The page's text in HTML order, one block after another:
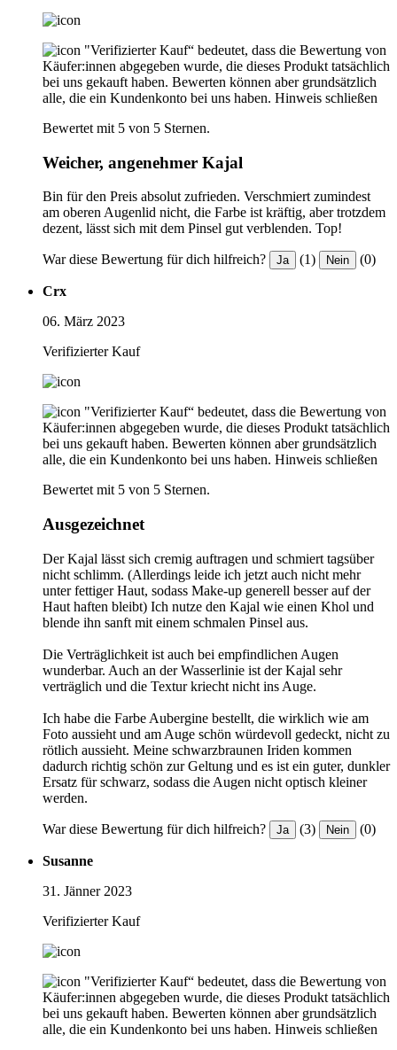
"Verifizierter Kauf“ bedeutet, dass die Bewertung von
Käufer:innen abgegeben wurde, die dieses Produkt tatsächlich
bei uns gekauft haben. Bewerten können aber grundsätzlich
alle, die ein Kundenkonto bei uns haben. Hinweis schließen
Bewertet mit 5 von 5 Sternen.
Weicher, angenehmer Kajal
Bin für den Preis absolut zufrieden. Verschmiert zumindest
am oberen Augenlid nicht, die Farbe ist kräftig, aber trotzdem
dezent, lässt sich mit dem Pinsel gut verblenden. Top!
War diese Bewertung für dich hilfreich? Ja (1) Nein (0)
Crx
06. März 2023
Verifizierter Kauf
"Verifizierter Kauf“ bedeutet, dass die Bewertung von
Käufer:innen abgegeben wurde, die dieses Produkt tatsächlich
bei uns gekauft haben. Bewerten können aber grundsätzlich
alle, die ein Kundenkonto bei uns haben. Hinweis schließen
Bewertet mit 5 von 5 Sternen.
Ausgezeichnet
Der Kajal lässt sich cremig auftragen und schmiert tagsüber
nicht schlimm. (Allerdings leide ich jetzt auch nicht mehr
unter fettiger Haut, sodass Make-up generell besser auf der
Haut haften bleibt) Ich nutze den Kajal wie einen Khol und
blende ihn sanft mit einem schmalen Pinsel aus.
Die Verträglichkeit ist auch bei empfindlichen Augen
wunderbar. Auch an der Wasserlinie ist der Kajal sehr
verträglich und die Textur kriecht nicht ins Auge.
Ich habe die Farbe Aubergine bestellt, die wirklich wie am
Foto aussieht und am Auge schön würdevoll gedeckt, nicht zu
rötlich aussieht. Meine schwarzbraunen Iriden kommen
dadurch richtig schön zur Geltung und es ist ein guter, dunkler
Ersatz für schwarz, sodass die Augen nicht optisch kleiner
werden.
War diese Bewertung für dich hilfreich? Ja (3) Nein (0)
Susanne
31. Jänner 2023
Verifizierter Kauf
"Verifizierter Kauf“ bedeutet, dass die Bewertung von
Käufer:innen abgegeben wurde, die dieses Produkt tatsächlich
bei uns gekauft haben. Bewerten können aber grundsätzlich
alle, die ein Kundenkonto bei uns haben. Hinweis schließen